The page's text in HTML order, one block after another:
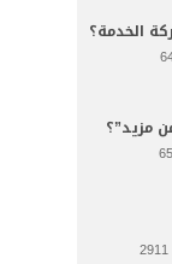
الخدمة؟
مزيد”؟